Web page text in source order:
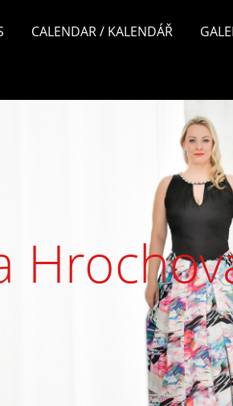
CALENDAR / KALENDÁŘ